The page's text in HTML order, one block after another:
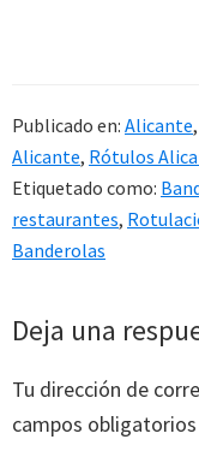
Publicado en: Alicante,
Alicante, Rótulos
Etiquetado como:
restaurantes,
Banderolas
Interacciones
con
los
lectores
Deja una
Tu dirección de
campos